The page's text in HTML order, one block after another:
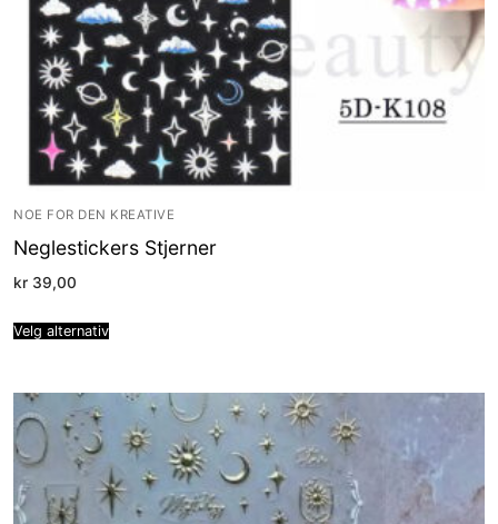
NOE FOR DEN KREATIVE
Neglestickers Stjerner
kr 39,00
Velg alternativ